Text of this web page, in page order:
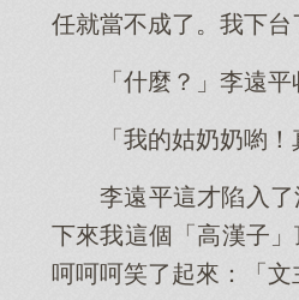
任就當不成了。我下台
「什麼？」李遠
「我的姑奶奶喲
李遠平這才陷入
下來我這個「高漢子
呵呵呵笑了起來：「文